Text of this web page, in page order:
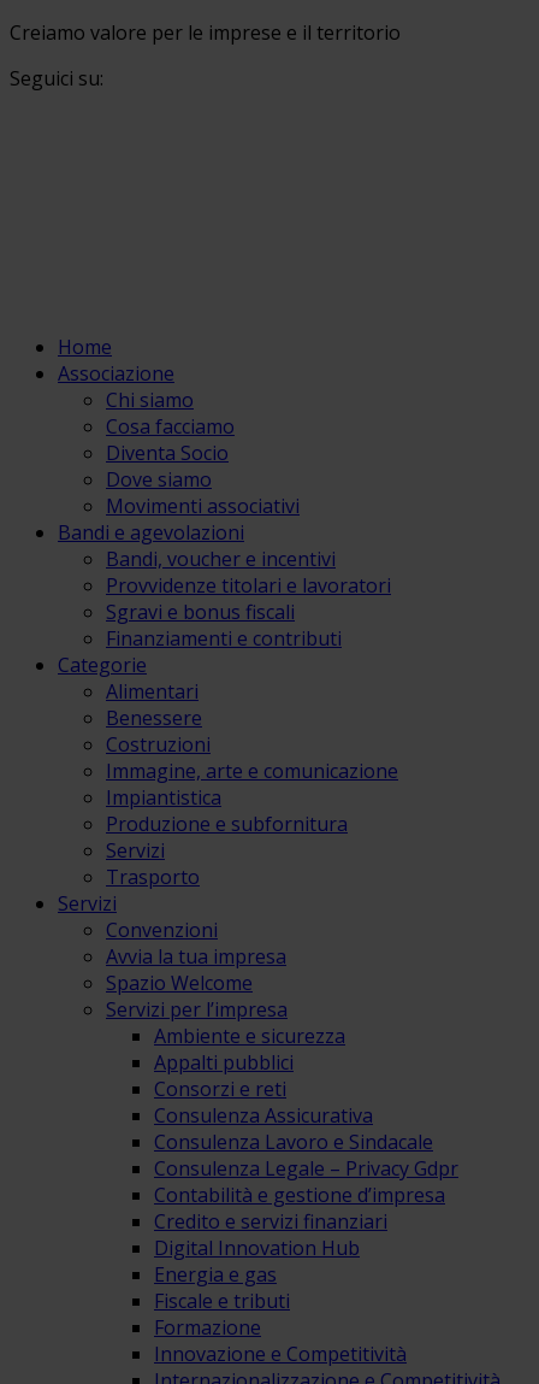
Creiamo valore per le imprese e il territorio
Seguici su:
Home
Associazione
Chi siamo
Cosa facciamo
Diventa Socio
Dove siamo
Movimenti associativi
Bandi e agevolazioni
Bandi, voucher e incentivi
Provvidenze titolari e lavoratori
Sgravi e bonus fiscali
Finanziamenti e contributi
Categorie
Alimentari
Benessere
Costruzioni
Immagine, arte e comunicazione
Impiantistica
Produzione e subfornitura
Servizi
Trasporto
Servizi
Convenzioni
Avvia la tua impresa
Spazio Welcome
Servizi per l’impresa
Ambiente e sicurezza
Appalti pubblici
Consorzi e reti
Consulenza Assicurativa
Consulenza Lavoro e Sindacale
Consulenza Legale – Privacy Gdpr
Contabilità e gestione d’impresa
Credito e servizi finanziari
Digital Innovation Hub
Energia e gas
Fiscale e tributi
Formazione
Innovazione e Competitività